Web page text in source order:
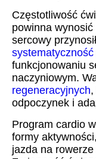
Częstotliwość
powinna
sercowy
systematyczność
funkcjonowaniu
naczyniowym.
regeneracyjnych
odpoczynek i
Program cardio
formy
jazda na rowerze